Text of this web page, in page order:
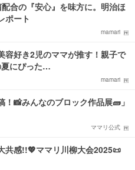
合の『安心』を味方に。明治ほ
ポート
mamari
容好き2児のママが推す！親子で
夏にぴった…
mamari
📸みんなのブロック作品展🧱」
ママリ公式
共感!!💖ママリ川柳大会2025📜